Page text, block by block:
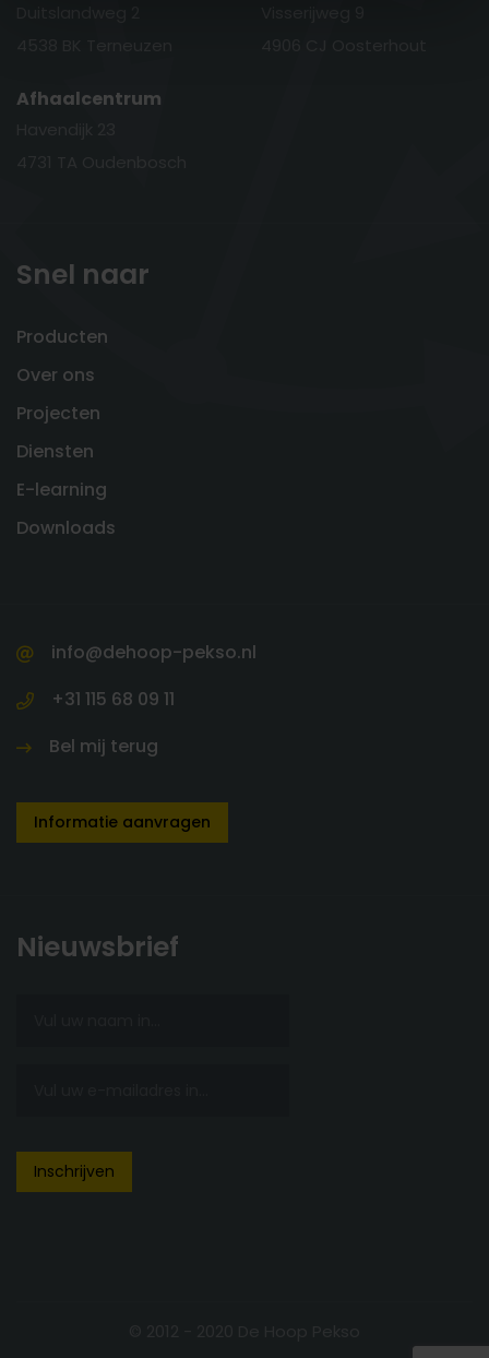
Afhaalcentrum
Snel naar
Producten
Over ons
Projecten
Diensten
E-learning
Downloads
info@dehoop-pekso.nl
+31 115 68 09 11
Bel mij terug
Informatie aanvragen
Nieuwsbrief